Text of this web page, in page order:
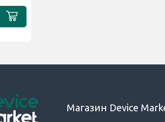
Магазин Device